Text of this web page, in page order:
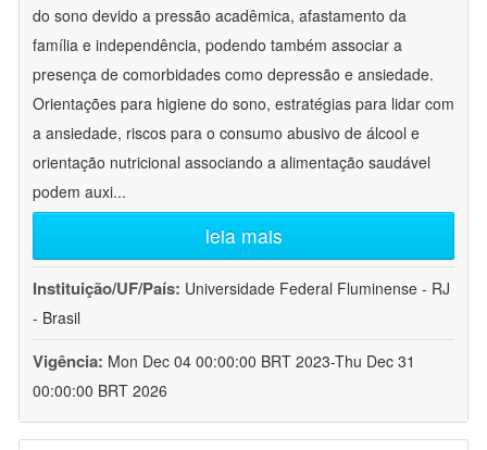
do sono devido a pressão acadêmica, afastamento da
família e independência, podendo também associar a
presença de comorbidades como depressão e ansiedade.
Orientações para higiene do sono, estratégias para lidar com
a ansiedade, riscos para o consumo abusivo de álcool e
orientação nutricional associando a alimentação saudável
podem auxi...
leia mais
Instituição/UF/País: Universidade Federal Fluminense - RJ
- Brasil
Vigência: Mon Dec 04 00:00:00 BRT 2023-Thu Dec 31
00:00:00 BRT 2026